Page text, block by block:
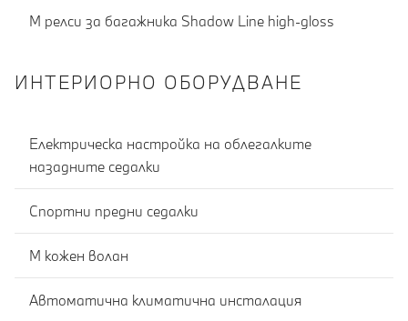
M релси за багажника Shadow Line high-gloss
ИНТЕРИОРНО ОБОРУДВАНЕ
Електрическа настройка на облегалките
назадните седалки
Спортни предни седалки
M кожен волан
Автоматична климатична инсталация